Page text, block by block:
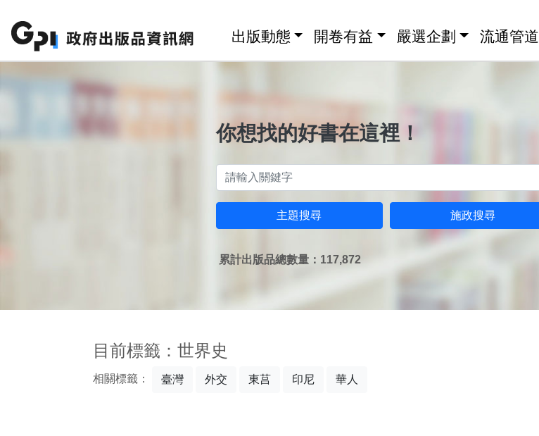
出版動態 開卷有益 嚴選企劃 流通管道
你想找的好書在這裡！
主題搜尋 施政搜尋
累計出版品總數量：117,872
目前標籤：世界史
相關標籤： 臺灣 外交 東莒 印尼 華人